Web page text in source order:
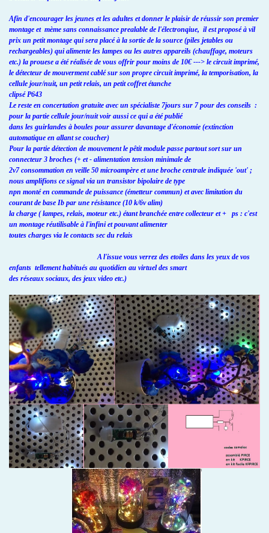
Afin d'encourager les jeunes et les adultes et donner le plaisir de réussir son premier
montage et mème sans connaissance prealable de l'électronqiue, il est proposé à vil
prix un petit montage qui sera placé à la sortie de la source (piles jetables ou
rechargeables) qui alimente les lampes ou les autres appareils (chauffage, moteurs
etc.) la prouese a été réalisée de vous offrir pour moins de 10€ ---> le circuit imprimé,
le détecteur de mouverment cablé sur son propre circuit imprimé, la temporisation, la
cellule jour/nuit, un petit relais, un petit coffret étanche
clipsé P643
Le reste en concertation gratuite avec un spécialiste 7jours sur 7 pour des conseils :
pour la partie cellule jour/nuit voir aussi ce qui a été publié
dans les guirlandes à boules pour assurer davantage d'économie (extinction
automatique en allant se coucher)
Pour la partie détection de mouvement le pêtit module passe partout sort sur un
connecteur 3 broches (+ et - alimentation tension minimale de
2v7 consommation en veille 50 microampère et une broche centrale indiquée 'out' ;
nous amplifions ce signal via un transistor bipolaire de type
npn monté en commande de puissance (émetteur commun) et avec limitation du
courant de base Ib par une résistance (10 k/6v alim)
la charge ( lampes, relais, moteur etc.) étant branchée entre collecteur et + ps : c'est
un montage réutilisable à l'infini et pouvant alimenter
toutes charges via le contacts sec du relais
A l'issue vous verrez des etoiles dans les yeux de vos
enfants tellement habitués au quotidien au virtuel des smart
des réseaux sociaux, des jeux video etc.)